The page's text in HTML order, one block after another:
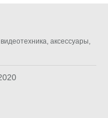
аксессуары,